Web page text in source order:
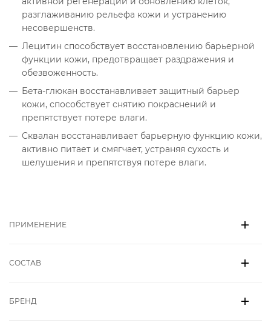
разглаживанию рельефа кожи и устранению
несовершенств.
Лецитин способствует восстановлению барьерной
функции кожи, предотвращает раздражения и
обезвоженность.
Бета-глюкан восстанавливает защитный барьер
кожи, способствует снятию покраснений и
препятствует потере влаги.
Сквалан восстанавливает барьерную функцию кожи,
активно питает и смягчает, устраняя сухость и
шелушения и препятствуя потере влаги.
ПРИМЕНЕНИЕ
СОСТАВ
БРЕНД